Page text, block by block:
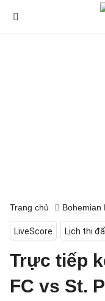
Trang chủ Bohemian
LiveScore Lịch thi
Trực tiếp
FC vs St.